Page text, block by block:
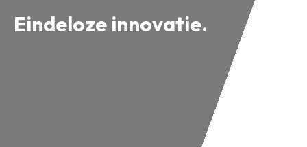
Eindeloze innovatie.